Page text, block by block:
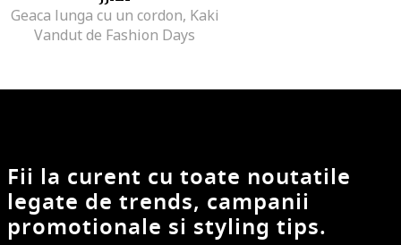
Geaca lunga cu un cordon, Kaki
Vandut de Fashion Days
Fii la curent cu toate noutatile
legate de trends, campanii
promotionale si styling tips.